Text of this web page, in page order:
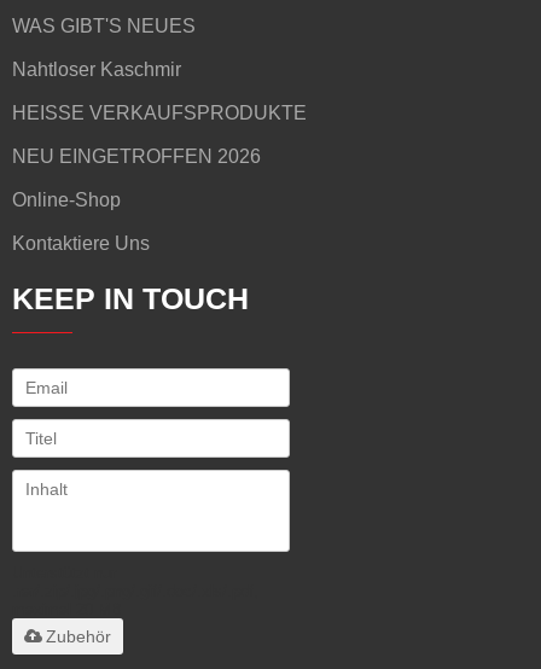
WAS GIBT'S NEUES
Nahtloser Kaschmir
HEISSE VERKAUFSPRODUKTE
NEU EINGETROFFEN 2026
Online-Shop
Kontaktiere Uns
KEEP IN TOUCH
Zubehör